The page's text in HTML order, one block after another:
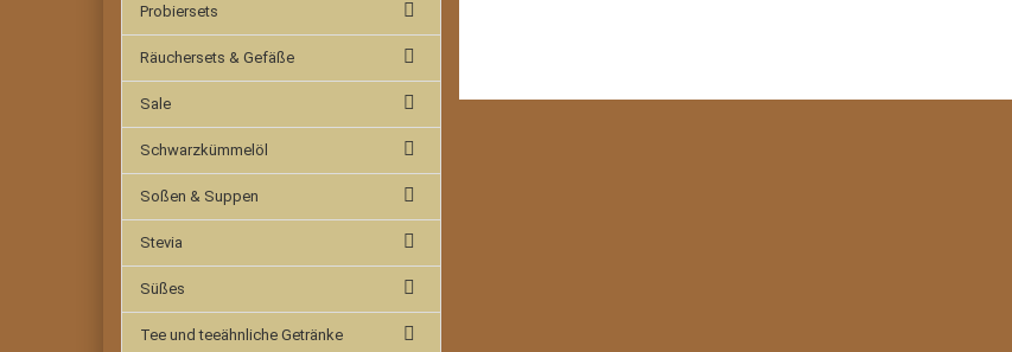
Probiersets
Räuchersets & Gefäße
Sale
Schwarzkümmelöl
Soßen & Suppen
Stevia
Süßes
Tee und teeähnliche Getränke